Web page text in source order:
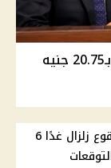
أسعار الوقود في مصر اليوم .. بنزين 80 بـ20.75 جنيه
البحوث الفلكية تحسم مزاعم وقوع زلزال غدًا 6